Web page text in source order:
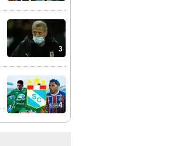
3
4